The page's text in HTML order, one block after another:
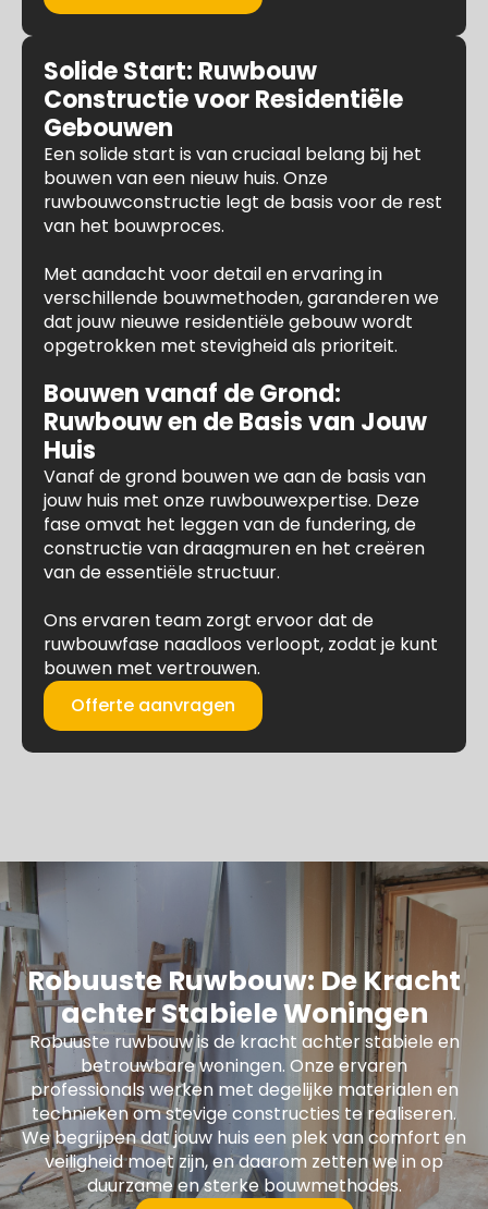
Solide Start: Ruwbouw
Constructie voor Residentiële
Gebouwen
Een solide start is van cruciaal belang bij het
bouwen van een nieuw huis. Onze
ruwbouwconstructie legt de basis voor de rest
van het bouwproces.
Met aandacht voor detail en ervaring in
verschillende bouwmethoden, garanderen we
dat jouw nieuwe residentiële gebouw wordt
opgetrokken met stevigheid als prioriteit.
Bouwen vanaf de Grond:
Ruwbouw en de Basis van Jouw
Huis
Vanaf de grond bouwen we aan de basis van
jouw huis met onze ruwbouwexpertise. Deze
fase omvat het leggen van de fundering, de
constructie van draagmuren en het creëren
van de essentiële structuur.
Ons ervaren team zorgt ervoor dat de
ruwbouwfase naadloos verloopt, zodat je kunt
bouwen met vertrouwen.
Offerte aanvragen
Robuuste Ruwbouw: De Kracht
achter Stabiele Woningen
Robuuste ruwbouw is de kracht achter stabiele en
betrouwbare woningen. Onze ervaren
professionals werken met degelijke materialen en
technieken om stevige constructies te realiseren.
We begrijpen dat jouw huis een plek van comfort en
veiligheid moet zijn, en daarom zetten we in op
duurzame en sterke bouwmethodes.